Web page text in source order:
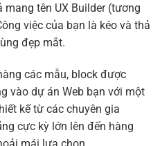
tên UX Builder (tương
việc của bạn là kéo và thả
đẹp mắt.
các mẫu, block được
vào dự án Web bạn với một
kế từ các chuyên gia
cực kỳ lớn lên đến hàng
mái lựa chọn.